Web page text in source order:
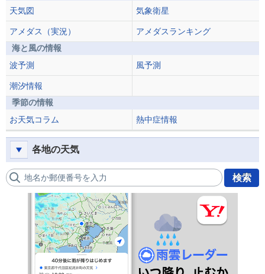
天気図
気象衛星
アメダス（実況）
アメダスランキング
海と風の情報
波予測
風予測
潮汐情報
季節の情報
お天気コラム
熱中症情報
各地の天気
地名か郵便番号を入力 検索